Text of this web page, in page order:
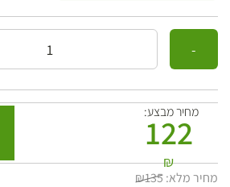
כמות
מחיר מבצע:
122
₪
מחיר מלא:₪135